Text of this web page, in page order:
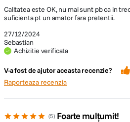
27/12/2024
Sebastian
Achizitie verificata
Calitatea este OK, nu mai sunt pb ca in
suficienta pt un amator fara pretentii.
V-a fost de ajutor aceasta recenzie?
Raporteaza recenzia
5 Foarte mulțumit!